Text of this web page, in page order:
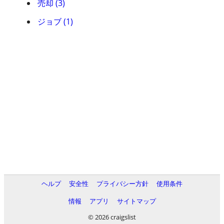
売却 (3)
ジョブ (1)
ヘルプ 安全性 プライバシー方針
使用条件
情報
アプリ
サイトマップ
© 2026 craigslist